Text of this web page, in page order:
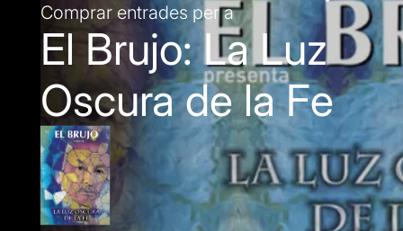
Comprar entrades per a
El Brujo: La Luz
Oscura de la Fe